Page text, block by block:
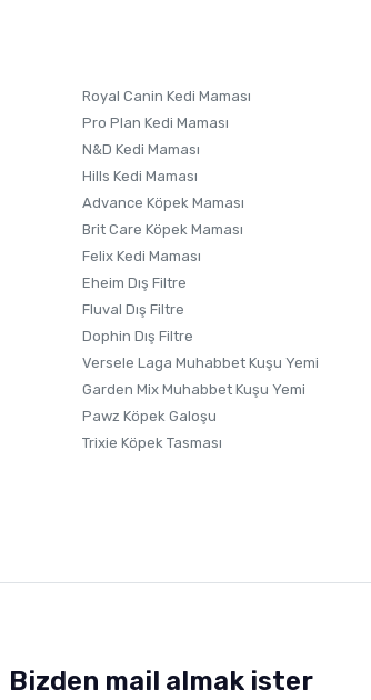
Royal Canin Kedi Maması
Pro Plan Kedi Maması
N&D Kedi Maması
Hills Kedi Maması
Advance Köpek Maması
Brit Care Köpek Maması
Felix Kedi Maması
Eheim Dış Filtre
Fluval Dış Filtre
Dophin Dış Filtre
Versele Laga Muhabbet Kuşu Yemi
Garden Mix Muhabbet Kuşu Yemi
Pawz Köpek Galoşu
Trixie Köpek Tasması
Bizden mail almak ister